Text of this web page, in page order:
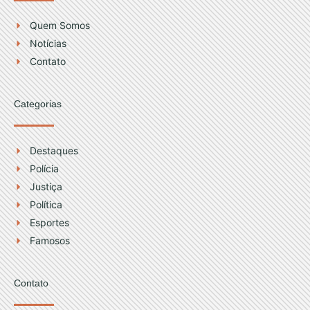
g
r
a
m
b
e
Quem Somos
Notícias
Contato
Categorias
Destaques
Polícia
Justiça
Política
Esportes
Famosos
Contato